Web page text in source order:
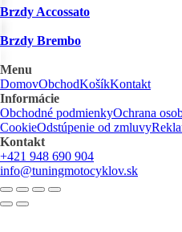
Brzdy Accossato
Brzdy Brembo
Menu
DomovObchodKošíkKontakt
Informácie
Obchodné podmienkyOchrana
CookieOdstúpenie od zmluvy
Kontakt
+421 948 690 904
info@tuningmotocyklov.sk